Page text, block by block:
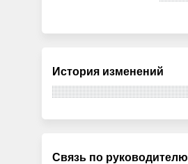
История изменений
Связь по руководителю